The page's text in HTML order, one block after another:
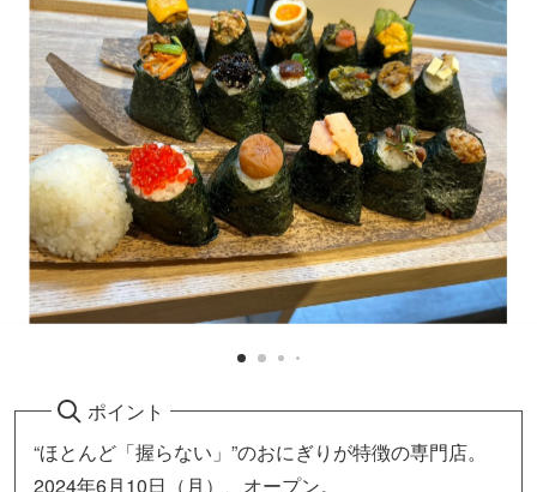
ポイント
“ほとんど「握らない」”のおにぎりが特徴の専門店。
2024年6月10日（月）、オープン。